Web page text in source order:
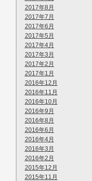
2017年8月
2017年7月
2017年6月
2017年5月
2017年4月
2017年3月
2017年2月
2017年1月
2016年12月
2016年11月
2016年10月
2016年9月
2016年8月
2016年6月
2016年4月
2016年3月
2016年2月
2015年12月
2015年11月